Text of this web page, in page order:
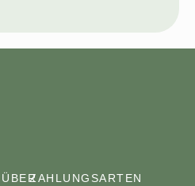
ÜBERZAHLUNGSARTEN